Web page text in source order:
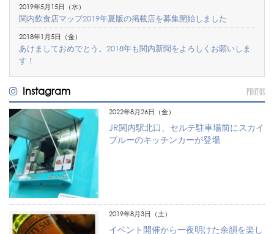
2019年5月15日（水）
関内飲食店マップ2019年夏版の掲載店を募集開始しました
2018年1月5日（金）
あけましておめでとう。2018年も関内新聞をよろしくお願いしま
す！
Instagram PHOTOS
2022年8月26日（金）
JR関内駅北口、セルテ駐車場前にスカイ
ブルーのキッチンカーが登場
2019年8月3日（土）
イベント開催から一夜明けた余韻を楽し